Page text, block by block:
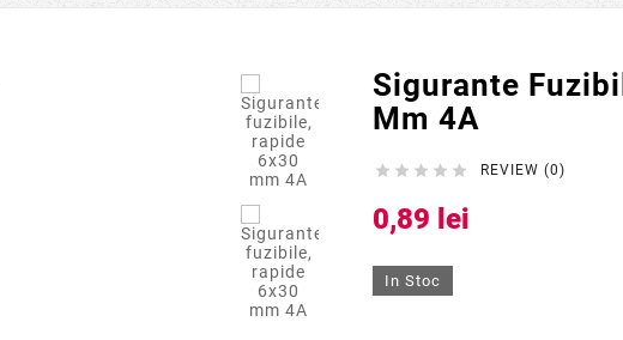
Sigurante
Mm 4A
     REVIEW (0)
0,89 lei
In Stoc